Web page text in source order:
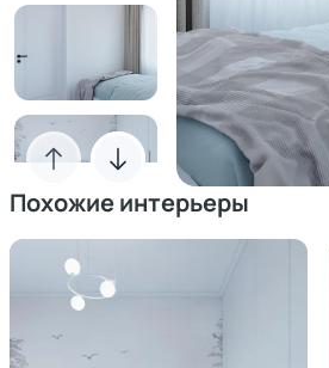
Похожие интерьеры